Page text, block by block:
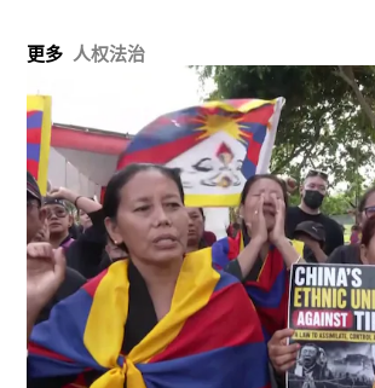
更多 人权法治